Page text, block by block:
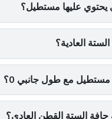
يحتوي عليها مستطيل؟
العادية؟
مع طول جانبي 0؟
الستة القطن العادي؟